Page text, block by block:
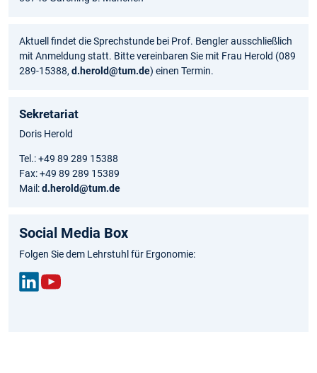
Aktuell findet die Sprechstunde bei Prof. Bengler ausschließlich
mit Anmeldung statt. Bitte vereinbaren Sie mit Frau Herold (089
289-15388, d.herold@tum.de) einen Termin.
Sekretariat
Doris Herold
Tel.: +49 89 289 15388
Fax: +49 89 289 15389
Mail:d.herold@tum.de
Social Media Box
Folgen Sie dem Lehrstuhl für Ergonomie: